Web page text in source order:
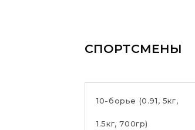
СПОРТСМЕНЫ
10-борье (0.91, 5кг,
1.5кг, 700гр)